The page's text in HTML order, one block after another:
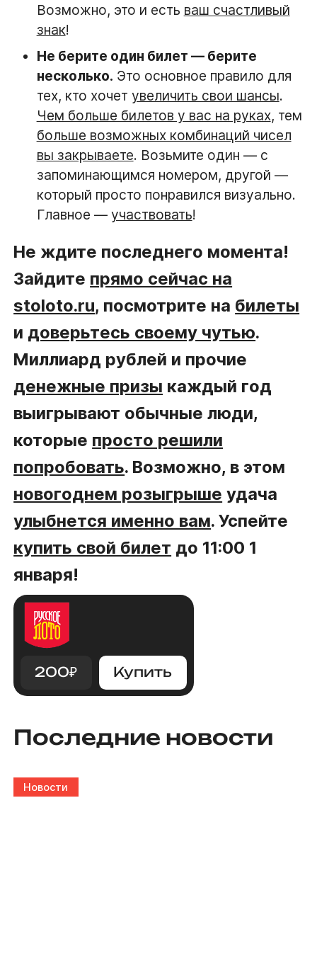
Возможно, это и есть ваш счастливый
знак!
Не берите один билет — берите
несколько. Это основное правило для
тех, кто хочет увеличить свои шансы.
Чем больше билетов у вас на руках, тем
больше возможных комбинаций чисел
вы закрываете. Возьмите один — с
запоминающимся номером, другой —
который просто понравился визуально.
Главное — участвовать!
Не ждите последнего момента!
Зайдите прямо сейчас на
stoloto.ru, посмотрите на билеты
и доверьтесь своему чутью.
Миллиард рублей и прочие
денежные призы каждый год
выигрывают обычные люди,
которые просто решили
попробовать. Возможно, в этом
новогоднем розыгрыше удача
улыбнется именно вам. Успейте
купить свой билет до 11:00 1
января!
200₽ Купить
Последние новости
Новости